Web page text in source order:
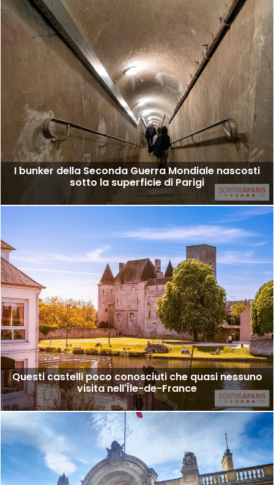
I bunker della Seconda Guerra Mondiale nascosti
sotto la superficie di Parigi
Questi castelli poco conosciuti che quasi nessuno
visita nell'Île-de-France